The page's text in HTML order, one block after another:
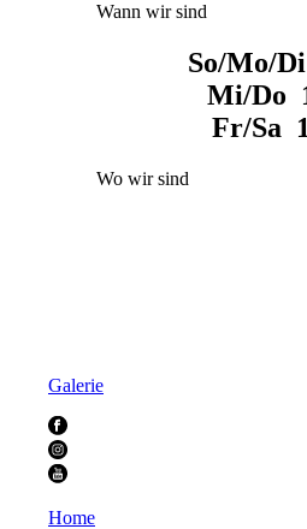
Wann wir sind
So/Mo/
Mi/Do
Fr/Sa
Wo wir sind
Galerie
Home